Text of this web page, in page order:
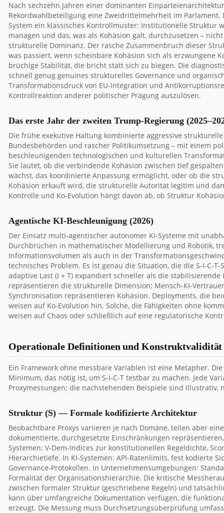
Nach sechzehn Jahren einer dominanten
Rekordwahlbeteiligung eine Zweidrittelmehrheit im Parlament.
System ein klassisches Kontrollmuster: Institutionelle Struktur
managen und das, was als Kohäsion galt, durchzusetzen –
strukturelle Dominanz. Der rasche Zusammenbruch dieser
was passiert, wenn scheinbare Kohäsion sich als erzwungene
brüchige Stabilität, die bricht statt sich zu biegen. Die
schnell genug genuines strukturelles Governance und
Transformationsdruck von EU-Integration und
Kontrollreaktion anderer politischer Prägung auszulösen.
Das erste Jahr der zweiten Trump-Regierung
Die frühe exekutive Haltung kombinierte aggressive
Bundesbehörden und rascher Politikumsetzung – mit einem
beschleunigenden technologischen und kulturellen
Sie lautet, ob die verbindende Kohäsion zwischen tief
wächst, das koordinierte Anpassung ermöglicht, oder ob die
Kohäsion erkauft wird, die strukturelle Autorität legitim und
Kontrolle und Ko-Evolution hängt davon ab, ob Struktur
Agentische KI-Beschleunigung (2026)
Der Einsatz multi-agentischer autonomer KI-Systeme mit
Durchbrüchen in mathematischer Modellierung und Robotik,
Informationsvolumen als auch in der
technisches Problem. Es ist genau die Situation, die die S-I-C-
adaptive Last (I + T) expandiert schneller als die stabilisierende
repräsentieren die strukturelle Dimension; Mensch-KI-
Synchronisation repräsentieren Kohäsion. Deployments, die
weisen auf Ko-Evolution hin. Solche, die Fähigkeiten ohne
weisen auf Chaos oder schließlich auf eine regulatorische
Operationale Definitionen und Konstruktvalidität
Ein Framework ohne messbare Variablen ist eine Metapher.
Minimum, das nötig ist, um S-I-C-T testbar zu machen. Jede
Proxymessungen; die nachstehenden Beispiele sind illustrativ,
Struktur (S) — Formale kodifizierte Architektur
Beobachtbare Proxys variieren je nach Domäne, teilen aber
dokumentierte, durchgesetzte Einschränkungen
Systemen: V-Dem-Indices zur konstitutionellen Regeldichte,
Hierarchietiefe. In KI-Systemen: API-Ratenlimits, fest kodierte
Governance-Protokollen. In Unternehmensumgebungen:
Formalität der Organisationshierarchie. Die kritische
zwischen formaler Struktur (geschriebene Regeln) und
kann über umfangreiche Dokumentation verfügen, die
erzeugt. Die Messung muss Durchsetzungsüberprüfung